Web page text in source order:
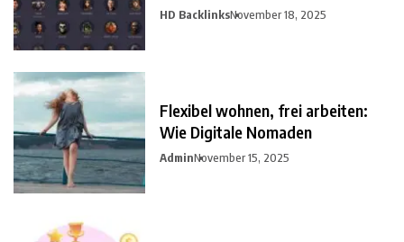
HD BacklinksNovember 18, 2025
Flexibel wohnen, frei arbeiten:
Wie Digitale Nomaden
AdminNovember 15, 2025